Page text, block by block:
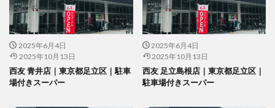
2025年6月4日
2025年10月13日
西友 青井店｜東京都足立区｜駐車
場付きスーパー
2025年6月4日
2025年10月13日
西友 足立島根店｜東京都足立区｜
駐車場付きスーパー